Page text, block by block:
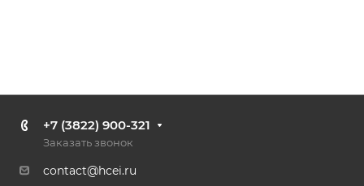
+7 (3822) 900-321
Заказать звонок
contact@hcei.ru